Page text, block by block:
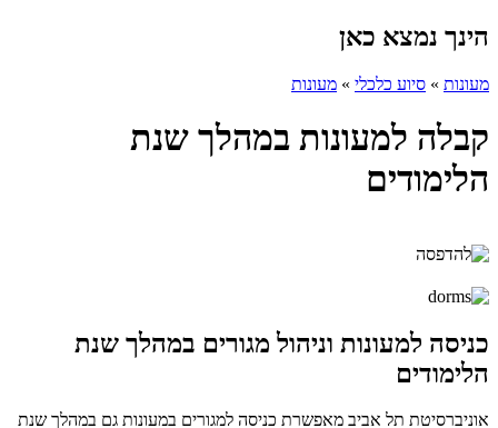
הינך נמצא כאן
מעונות » סיוע כלכלי » מעונות
קבלה למעונות במהלך שנת
הלימודים
כניסה למעונות וניהול מגורים במהלך שנת
הלימודים
אוניברסיטת תל אביב מאפשרת כניסה למגורים במעונות גם במהלך שנת